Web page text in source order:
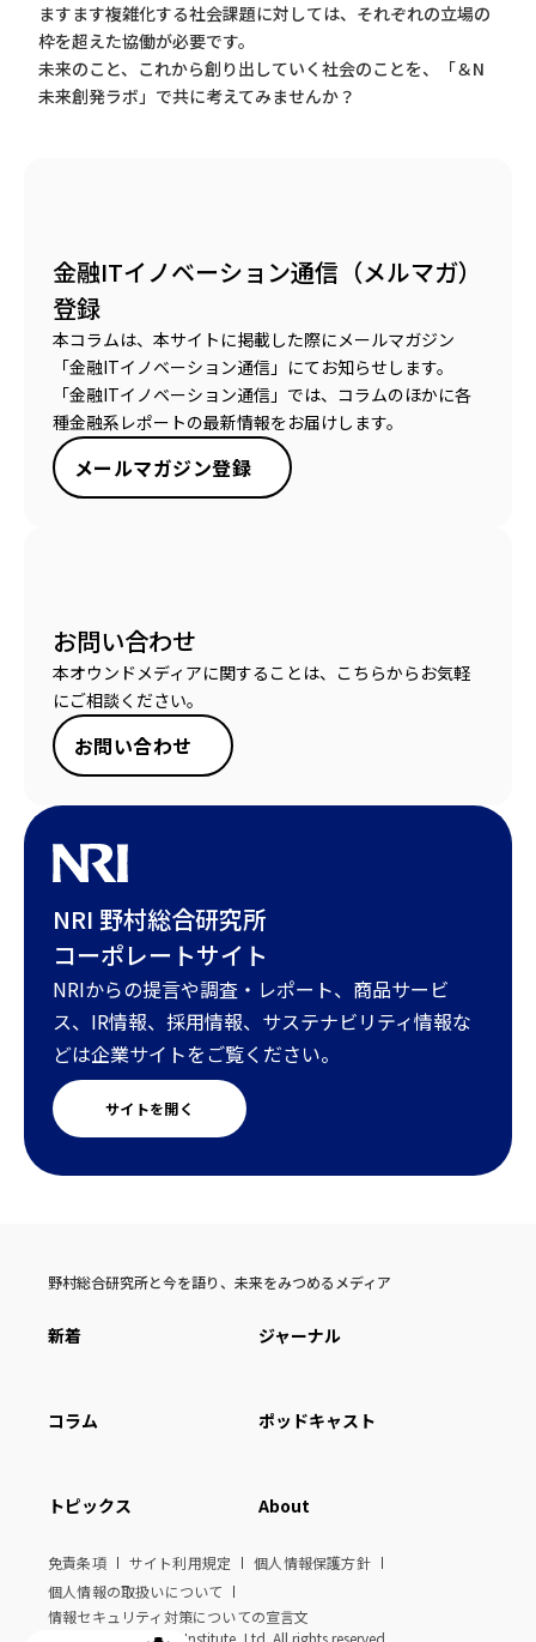
ますます複雑化する社会課題に対しては、それぞれの立場の
枠を超えた協働が必要です。
未来のこと、これから創り出していく社会のことを、「＆N
未来創発ラボ」で共に考えてみませんか？
金融ITイノベーション通信（メルマガ）
登録
本コラムは、本サイトに掲載した際にメールマガジン
「金融ITイノベーション通信」にてお知らせします。
「金融ITイノベーション通信」では、コラムのほかに各
種金融系レポートの最新情報をお届けします。
メールマガジン登録
お問い合わせ
本オウンドメディアに関することは、こちらからお気軽
にご相談ください。
お問い合わせ
NRI 野村総合研究所
コーポレートサイト
NRIからの提言や調査・レポート、商品サービ
ス、IR情報、採用情報、サステナビリティ情報な
どは企業サイトをご覧ください。
サイトを開く
野村総合研究所と今を語り、未来をみつめるメディア
新着 ジャーナル
コラム ポッドキャスト
トピックス About
免責条項 サイト利用規定
個人情報保護方針
個人情報の取扱いについて
情報セキュリティ対策についての宣言文
© Nomura Research Institute, Ltd. All rights reserved.